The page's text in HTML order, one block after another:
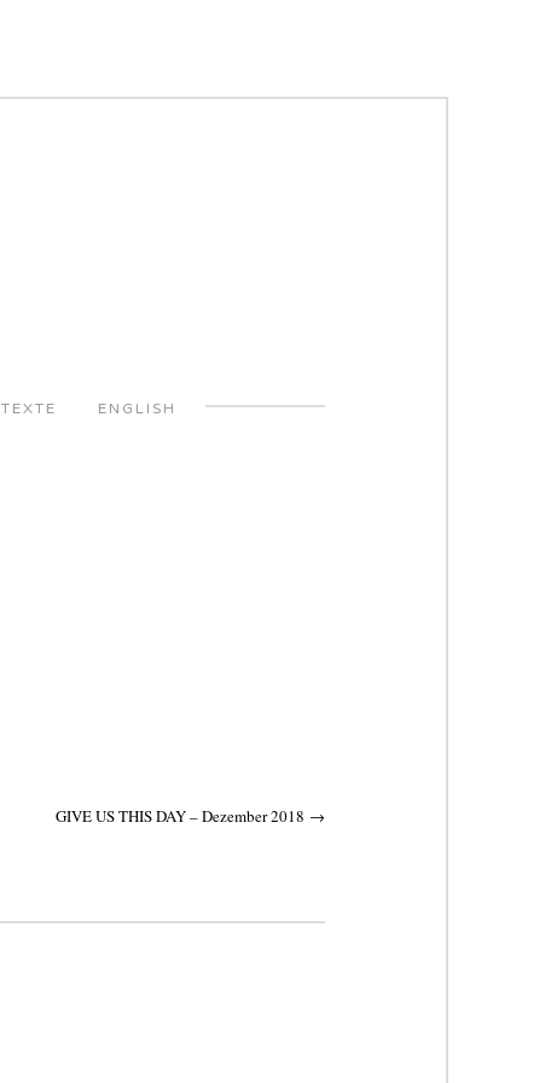
TEXTE ENGLISH
GIVE US THIS DAY – Dezember 2018 →